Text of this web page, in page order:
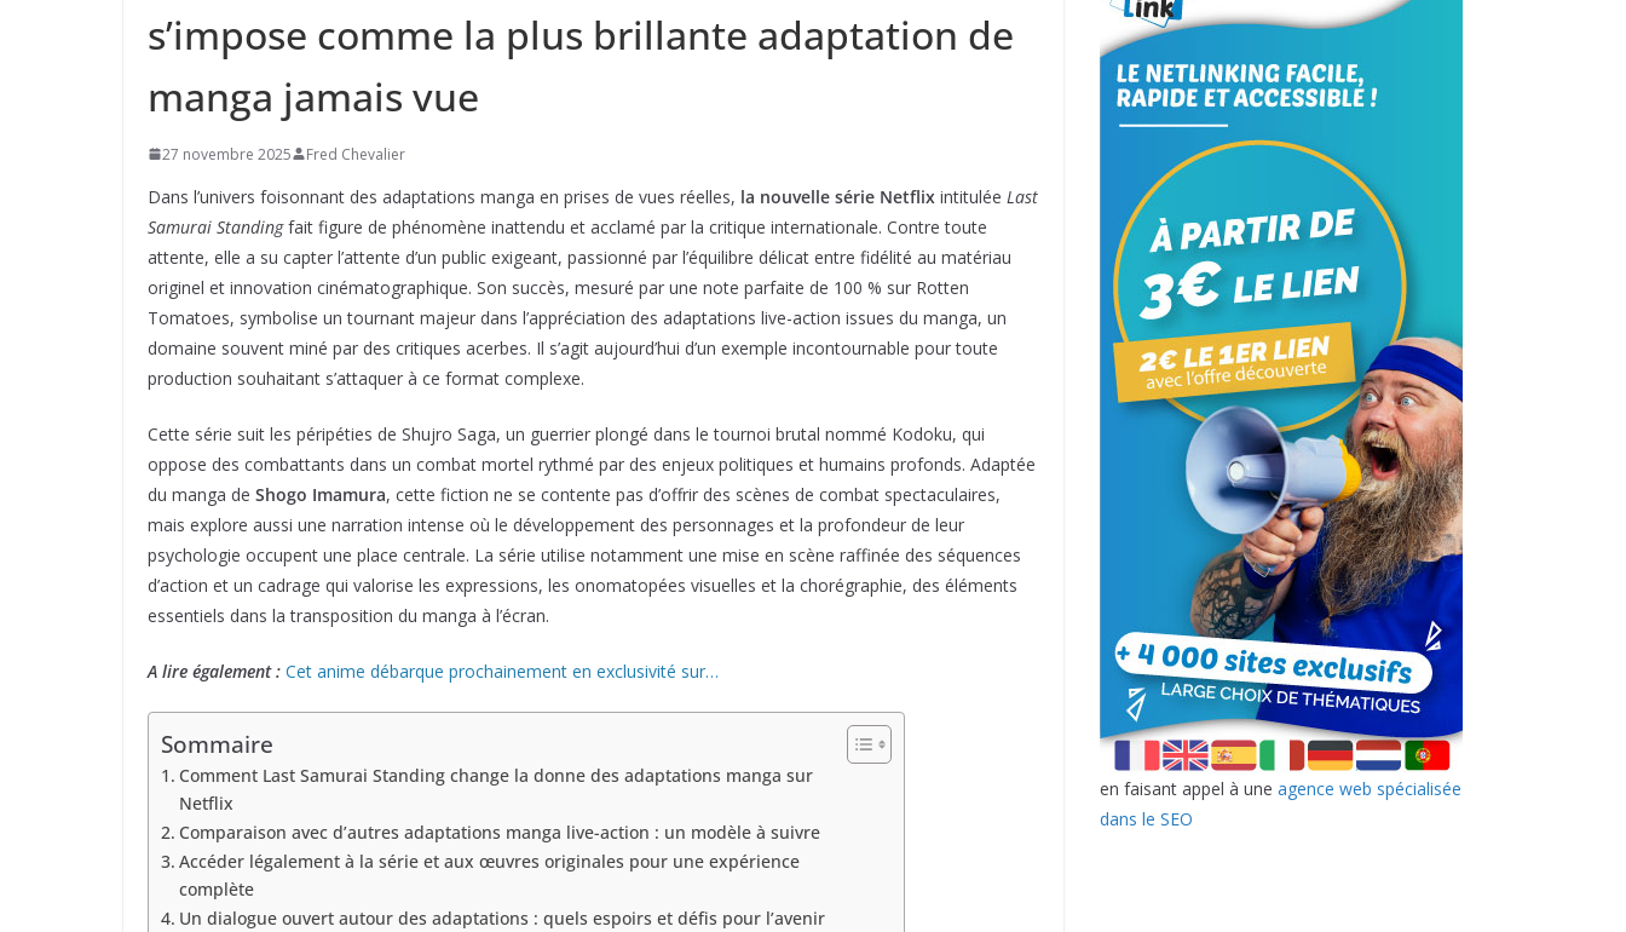
s’impose comme la plus brillante adaptation de
manga jamais vue
27 novembre 2025 Fred Chevalier
Dans l’univers foisonnant des adaptations manga en prises de vues réelles, la nouvelle série Netflix intitulée Last
Samurai Standingfait figure de phénomène inattendu et acclamé par la critique internationale. Contre toute
attente, elle a su capter l’attente d’un public exigeant, passionné par l’équilibre délicat entre fidélité au matériau
originel et innovation cinématographique. Son succès, mesuré par une note parfaite de 100 % sur Rotten
Tomatoes, symbolise un tournant majeur dans l’appréciation des adaptations live-action issues du manga, un
domaine souvent miné par des critiques acerbes. Il s’agit aujourd’hui d’un exemple incontournable pour toute
production souhaitant s’attaquer à ce format complexe.
Cette série suit les péripéties de Shujro Saga, un guerrier plongé dans le tournoi brutal nommé Kodoku, qui
oppose des combattants dans un combat mortel rythmé par des enjeux politiques et humains profonds. Adaptée
du manga de Shogo Imamura, cette fiction ne se contente pas d’offrir des scènes de combat spectaculaires,
mais explore aussi une narration intense où le développement des personnages et la profondeur de leur
psychologie occupent une place centrale. La série utilise notamment une mise en scène raffinée des séquences
d’action et un cadrage qui valorise les expressions, les onomatopées visuelles et la chorégraphie, des éléments
essentiels dans la transposition du manga à l’écran.
A lire également : Cet anime débarque prochainement en exclusivité sur…
Sommaire
Comment Last Samurai Standing change la donne des adaptations manga sur
Netflix
Comparaison avec d’autres adaptations manga live-action : un modèle à suivre
Accéder légalement à la série et aux œuvres originales pour une expérience
complète
Un dialogue ouvert autour des adaptations : quels espoirs et défis pour l’avenir
en faisant appel à une agence web spécialisée
dans le SEO